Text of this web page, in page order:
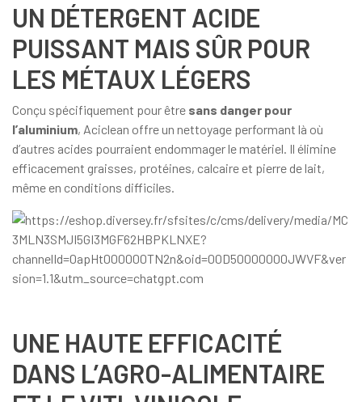
UN DÉTERGENT ACIDE
PUISSANT MAIS SÛR POUR
LES MÉTAUX LÉGERS
Conçu spécifiquement pour être sans danger pour
l’aluminium, Aciclean offre un nettoyage performant là où
d’autres acides pourraient endommager le matériel. Il élimine
efficacement graisses, protéines, calcaire et pierre de lait,
même en conditions difficiles.
UNE HAUTE EFFICACITÉ
DANS L’AGRO-ALIMENTAIRE